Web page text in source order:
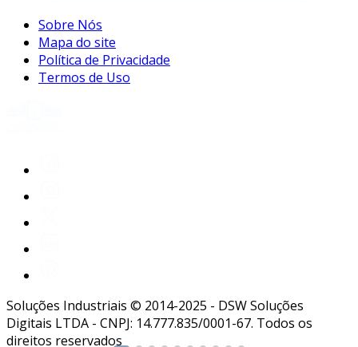
Sobre Nós
Mapa do site
Política de Privacidade
Termos de Uso
Soluções Industriais © 2014-2025 - DSW Soluções
Digitais LTDA - CNPJ: 14.777.835/0001-67. Todos os
direitos reservados